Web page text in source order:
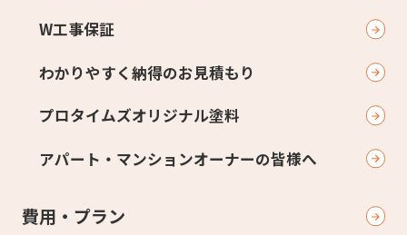
W工事保証
わかりやすく納得のお見積もり
プロタイムズオリジナル塗料
アパート・マンションオーナーの皆様へ
費用・プラン